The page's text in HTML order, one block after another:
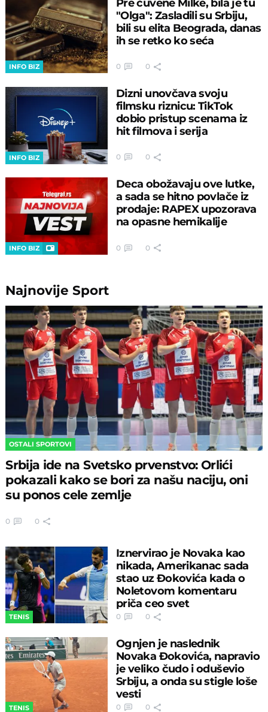
INFO BIZ
Pre čuvene Milke, bila je tu
"Olga": Zasladili su Srbiju,
bili su elita Beograda, danas
ih se retko ko seća
0 0
INFO BIZ
Dizni unovčava svoju
filmsku riznicu: TikTok
dobio pristup scenama iz
hit filmova i serija
0 0
INFO BIZ
Deca obožavaju ove lutke,
a sada se hitno povlače iz
prodaje: RAPEX upozorava
na opasne hemikalije
0 0
NajnovijeSport
OSTALI SPORTOVI
Srbija ide na Svetsko prvenstvo: Orlići
pokazali kako se bori za našu naciju, oni
su ponos cele zemlje
0 0
TENIS
Iznervirao je Novaka kao
nikada, Amerikanac sada
stao uz Đokovića kada o
Noletovom komentaru
priča ceo svet
0 0
TENIS
Ognjen je naslednik
Novaka Đokovića, napravio
je veliko čudo i oduševio
Srbiju, a onda su stigle loše
vesti
0 0